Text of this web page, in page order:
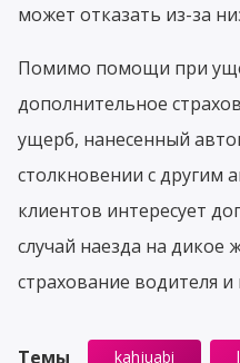
может отказать из-за
Помимо помощи при
дополнительное
ущерб, нанесенный
столкновении с другим
клиентов интересует
случай наезда на дикое
страхование водителя и
Темы kahjuabi